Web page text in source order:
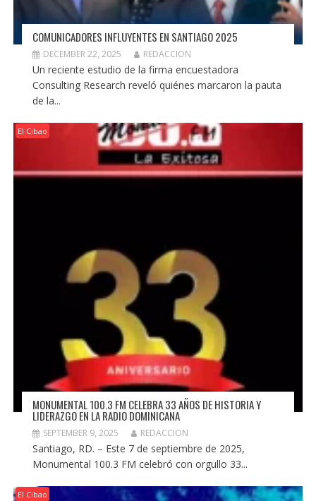
COMUNICADORES INFLUYENTES EN SANTIAGO 2025
DECEMBER 22, 2025 REDACCION
Un reciente estudio de la firma encuestadora
Consulting Research reveló quiénes marcaron la pauta
de la...
El Cibao
MONUMENTAL 100.3 FM CELEBRA 33 AÑOS DE HISTORIA Y
LIDERAZGO EN LA RADIO DOMINICANA
SEPTEMBER 9, 2025 REDACCION
Santiago, RD. – Este 7 de septiembre de 2025,
Monumental 100.3 FM celebró con orgullo 33...
El Cibao